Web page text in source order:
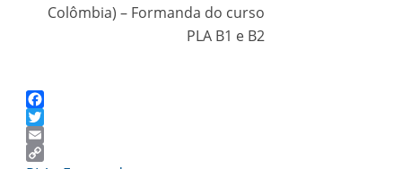
Colômbia) – Formanda do curso
PLA B1 e B2
Facebook
Twitter
Email